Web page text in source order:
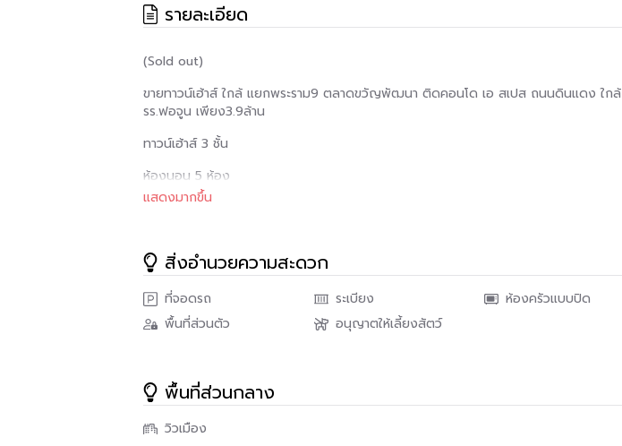
รายละเอียด
(Sold out)
ขายทาวน์เฮ้าส์ ใกล้ แยกพระราม9 ตลาดขวัญพัฒนา ติดคอนโด เอ สเปส ถนนดินแดง ใกล้
รร.ฟอจูน เพียง3.9ล้าน
ทาวน์เฮ้าส์ 3 ชั้น
ห้องนอน 5 ห้อง
พื้นที่ใช้สอย 144 ตารางเมตร
จอดรถได้ 1 คัน
จากตัวบ้าน ถึงถนนดินแดง เพียง140เมตร
ใกล้ mrt พระราม9 เพียง1กม
แสดงมากขึ้น
สิ่งอำนวยความสะดวก
ที่จอดรถ ระเบียง
ห้องครัวแบบปิด
พื้นที่ส่วนตัว
อนุญาตให้เลี้ยงสัตว์
พื้นที่ส่วนกลาง
วิวเมือง